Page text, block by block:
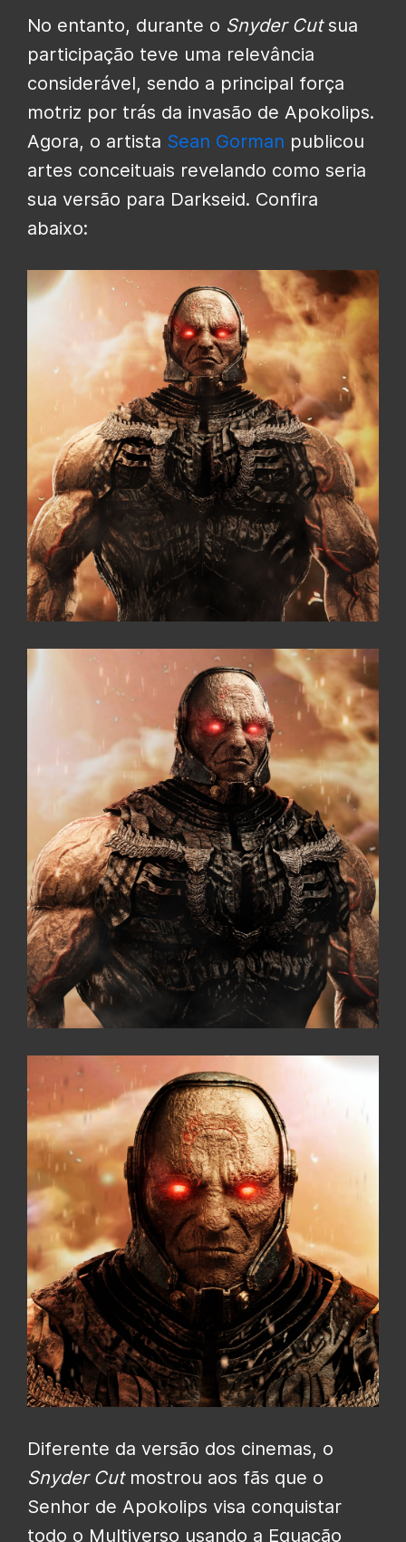
No entanto, durante o Snyder Cutsua
participação teve uma relevância
considerável, sendo a principal força
motriz por trás da invasão de Apokolips.
Agora, o artista Sean Gorman publicou
artes conceituais revelando como seria
sua versão para Darkseid. Confira
abaixo:
Diferente da versão dos cinemas, o
Snyder Cut mostrou aos fãs que o
Senhor de Apokolips visa conquistar
todo o Multiverso usando a Equação